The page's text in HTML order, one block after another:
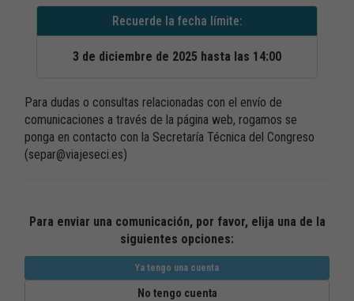
Recuerde la fecha límite:
3 de diciembre de 2025 hasta las 14:00
Para dudas o consultas relacionadas con el envío de
comunicaciones a través de la página web, rogamos se
ponga en contacto con la Secretaría Técnica del Congreso
(separ@viajeseci.es)
Para enviar una comunicación, por favor, elija una de la
siguientes opciones:
Ya tengo una cuenta
No tengo cuenta